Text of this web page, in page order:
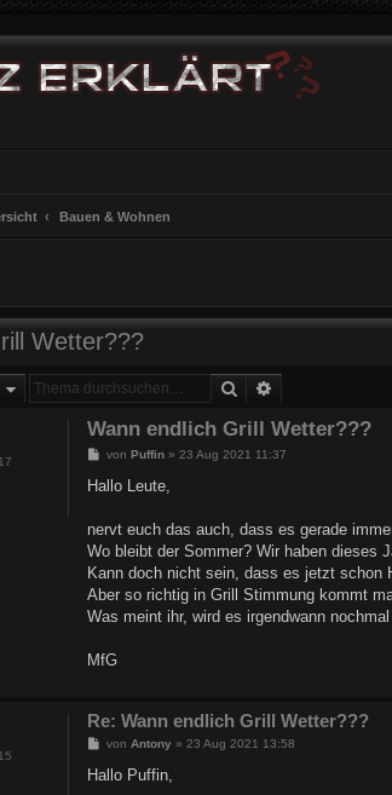
Bauen & Wohnen
Wetter???
Suche
Wann endlich Grill Wetter???
B
i
a
vonPuffin »23 Aug 2021 11:37
Hallo Leute,
nervt euch das auch, dass es gerade
Wo bleibt der Sommer? Wir haben dieses
Kann doch nicht sein, dass es jetzt schon
Aber so richtig in Grill Stimmung kommt
Was meint ihr, wird es irgendwann
MfG
Re: Wann endlich Grill Wetter???
B
i
vonAntony »23 Aug 2021 13:58
Hallo Puffin,